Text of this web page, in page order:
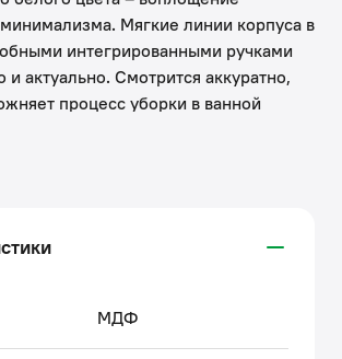
Мягкие линии корпуса в
интегрированными ручками
и актуально. Смотрится аккуратно,
процесс уборки в ванной
конструкции.
в уходе: не задерживает
запахи, надолго сохраняя
ящика закрываются плавно и
МДФ